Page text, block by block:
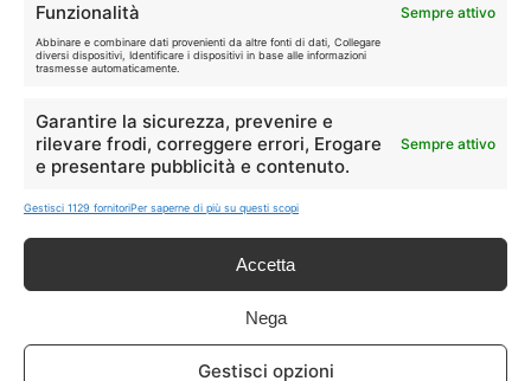
Funzionalità Sempre attivo
Abbinare e combinare dati provenienti da altre fonti di dati, Collegare
diversi dispositivi, Identificare i dispositivi in base alle informazioni
trasmesse automaticamente.
Garantire la sicurezza, prevenire e
rilevare frodi, correggere errori, Erogare
e presentare pubblicità e contenuto.
Sempre attivo
Gestisci 1129 fornitoriPer saperne di più su questi scopi
Accetta
Nega
Gestisci opzioni
I marchi citati appartengono ai rispettivi proprietari. Le offerte
segnalate possono subire variazioni: verifica sempre le condizioni
Info
guadagno dagli acquisti idonei.